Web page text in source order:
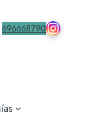
696668790